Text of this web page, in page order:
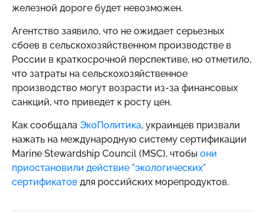
железной дороге будет невозможен.
Агентство заявило, что не ожидает серьезных
сбоев в сельскохозяйственном производстве в
России в краткосрочной перспективе, но отметило,
что затраты на сельскохозяйственное
производство могут возрасти из-за финансовых
санкций, что приведет к росту цен.
Как сообщала ЭкоПолитика, украинцев призвали
нажать на международную систему сертификации
Marine Stewardship Council (MSC), чтобы они
приостановили действие "экологических"
сертификатов для российских морепродуктов.